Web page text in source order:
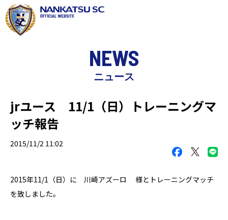
NEWS
ニュース
jrユース 11/1（日）トレーニングマ
ッチ報告
2015/11/2 11:02
2015年11/1（日）に 川崎アズーロ 様とトレーニングマッチ
を致しました。